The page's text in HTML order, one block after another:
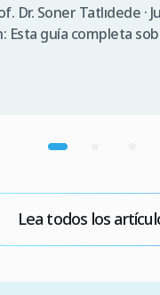
Dr. Soner Tatlıdede ·
Esta guía completa
visado), lista de
Lea todos los